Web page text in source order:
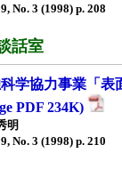
No. 3 (1998) p. 208
話室
科学協力事業「表
PDF 234K)
明
No. 3 (1998) p. 210